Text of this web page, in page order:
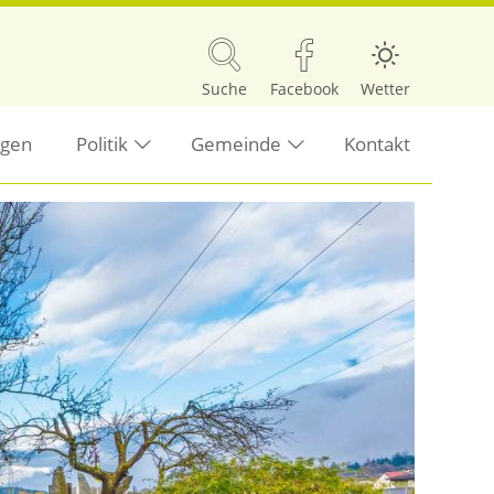
Suche Facebook Wetter
Politik Gemeinde Kontakt